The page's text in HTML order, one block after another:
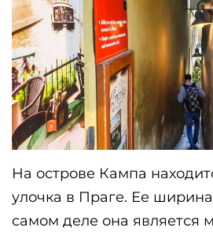
На острове Кампа
улочка в Праге. Ее
самом деле она является